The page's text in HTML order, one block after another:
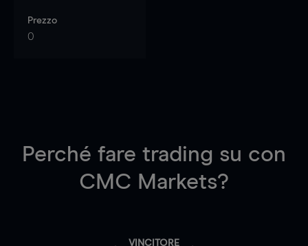
Prezzo
0
Perché fare trading su con
CMC Markets?
VINCITORE